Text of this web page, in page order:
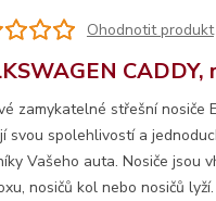
Ohodnotit produkt
CADDY,
zamykatelné střešní nosiče
svou spolehlivostí a
Vašeho auta. Nosiče jsou
nosičů kol nebo nosičů